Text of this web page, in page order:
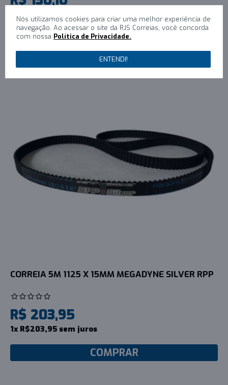
1x R$130,10 sem juros
COMPRAR
CORREIA 5M 1125 X 15MM MEGADYNE SILVER RPP
R$ 203,95
1x R$203,95 sem juros
COMPRAR
Nós utilizamos cookies para criar uma melhor experiência de
navegação. Ao acessar o site da RJS Correias, você concorda
com nossa Política de Privacidade.
ENTENDI!